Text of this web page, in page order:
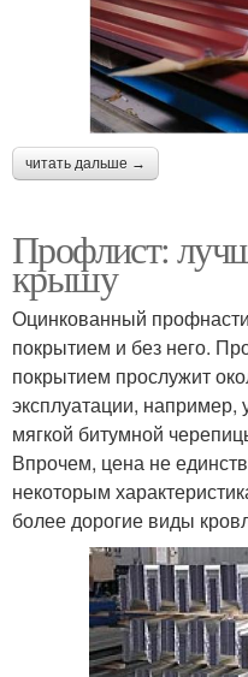
читать дальше →
Профлист:
крышу
Оцинкованный
покрытием и без него.
покрытием прослужит
эксплуатации, например,
мягкой битумной
Впрочем, цена не
некоторым
более дорогие виды